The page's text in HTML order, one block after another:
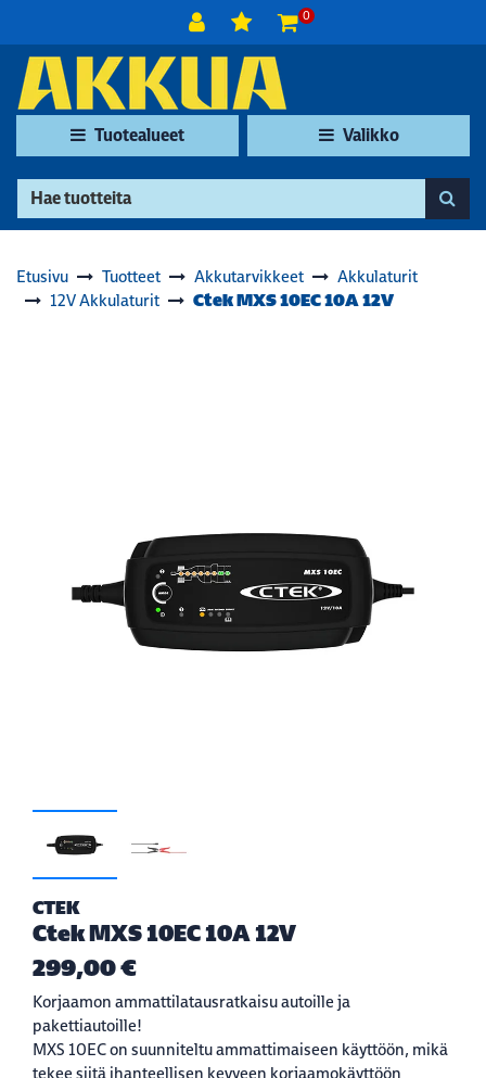
0
Tuotealueet Valikko
Etusivu Tuotteet Akkutarvikkeet
Akkulaturit
12V Akkulaturit
Ctek MXS 10EC 10A 12V
CTEK
Ctek MXS 10EC 10A 12V
299,00 €
Korjaamon ammattilatausratkaisu autoille ja
pakettiautoille!
MXS 10EC on suunniteltu ammattimaiseen käyttöön, mikä
tekee siitä ihanteellisen kevyeen korjaamokäyttöön